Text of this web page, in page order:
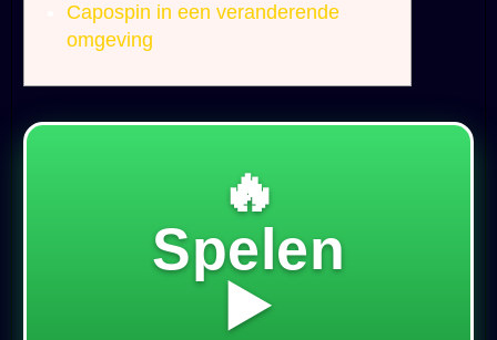
Capospin in een veranderende
omgeving
🔥
Spelen
▶️